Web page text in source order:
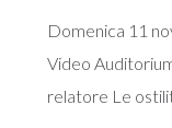
Domenica 11
Video
relatore Le